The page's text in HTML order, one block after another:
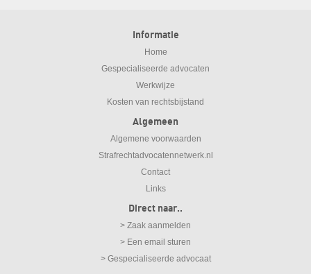
Informatie
Home
Gespecialiseerde advocaten
Werkwijze
Kosten van rechtsbijstand
Algemeen
Algemene voorwaarden
Strafrechtadvocatennetwerk.nl
Contact
Links
Direct naar..
> Zaak aanmelden
> Een email sturen
> Gespecialiseerde advocaat